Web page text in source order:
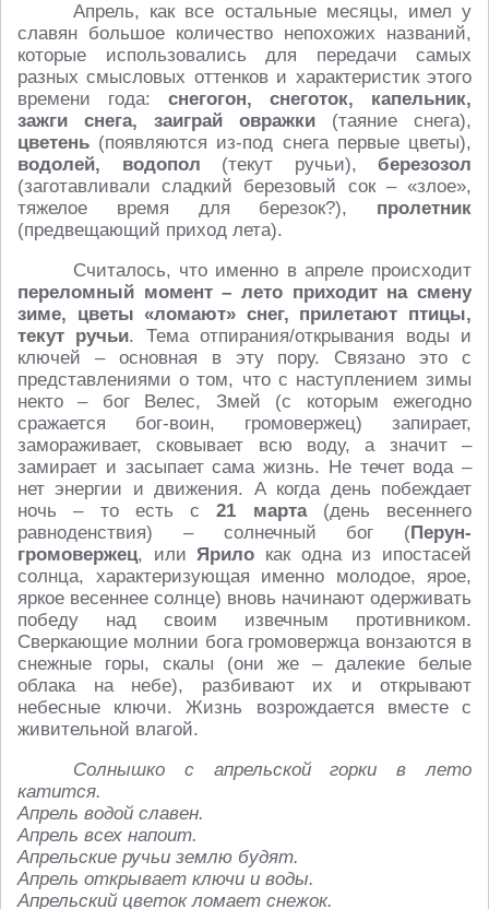
Апрель, как все остальные месяцы, имел у
славян большое количество непохожих названий,
которые использовались для передачи самых
разных смысловых оттенков и характеристик этого
времени года: снегогон, снеготок, капельник,
зажги снега, заиграй овражки (таяние снега),
цветень (появляются из-под снега первые цветы),
водолей, водопол (текут ручьи), березозол
(заготавливали сладкий березовый сок – «злое»,
тяжелое время для березок?), пролетник
(предвещающий приход лета).
Считалось, что именно в апреле происходит
переломный момент – лето приходит на смену
зиме, цветы «ломают» снег, прилетают птицы,
текут ручьи. Тема отпирания/открывания воды и
ключей – основная в эту пору. Связано это с
представлениями о том, что с наступлением зимы
некто – бог Велес, Змей (с которым ежегодно
сражается бог-воин, громовержец) запирает,
замораживает, сковывает всю воду, а значит –
замирает и засыпает сама жизнь. Не течет вода –
нет энергии и движения. А когда день побеждает
ночь – то есть с21 марта(день весеннего
равноденствия) – солнечный бог (Перун-
громовержец, илиЯрило как одна из ипостасей
солнца, характеризующая именно молодое, ярое,
яркое весеннее солнце) вновь начинают одерживать
победу над своим извечным противником.
Сверкающие молнии бога громовержца вонзаются в
снежные горы, скалы (они же – далекие белые
облака на небе), разбивают их и открывают
небесные ключи. Жизнь возрождается вместе с
живительной влагой.
Солнышко с апрельской горки в лето
катится.
Апрель водой славен.
Апрель всех напоит.
Апрельские ручьи землю будят.
Апрель открывает ключи и воды.
Апрельский цветок ломает снежок.